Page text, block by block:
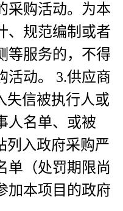
采购活动。为本
、规范编制或者
等服务的，不得
活动。 3.供应商
失信被执行人或
人名单、或被
列入政府采购严
单（处罚期限尚
加本项目的政府